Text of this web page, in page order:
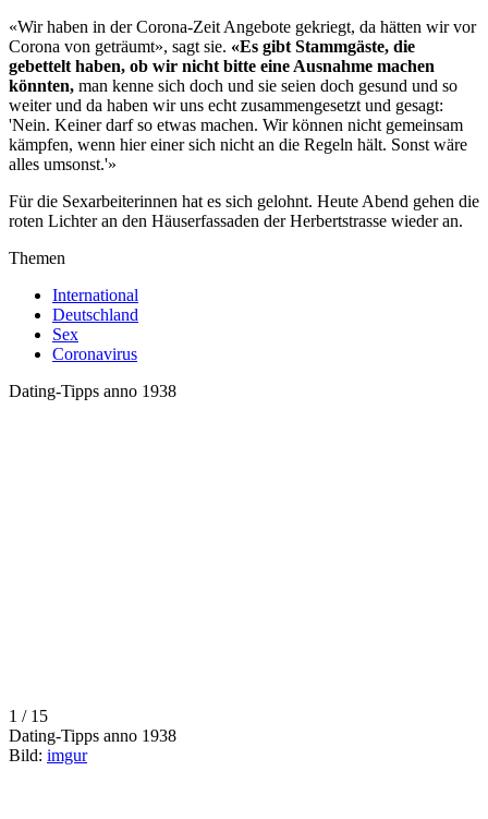
«Wir haben in der Corona-Zeit Angebote gekriegt, da hätten wir vor
Corona von geträumt», sagt sie. «Es gibt Stammgäste, die
gebettelt haben, ob wir nicht bitte eine Ausnahme machen
könnten, man kenne sich doch und sie seien doch gesund und so
weiter und da haben wir uns echt zusammengesetzt und gesagt:
'Nein. Keiner darf so etwas machen. Wir können nicht gemeinsam
kämpfen, wenn hier einer sich nicht an die Regeln hält. Sonst wäre
alles umsonst.'»
Für die Sexarbeiterinnen hat es sich gelohnt. Heute Abend gehen die
roten Lichter an den Häuserfassaden der Herbertstrasse wieder an.
Themen
International
Deutschland
Sex
Coronavirus
Dating-Tipps anno 1938
1 / 15
Dating-Tipps anno 1938
Bild: imgur